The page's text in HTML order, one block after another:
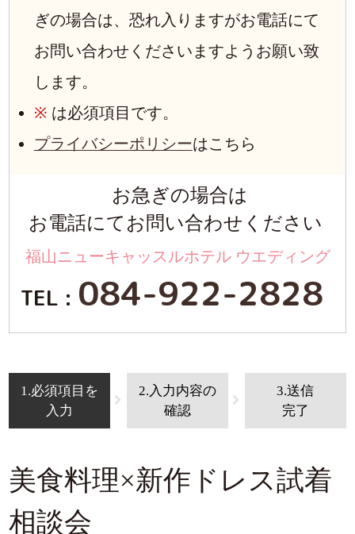
ぎの場合は、恐れ入りますがお電話にて
お問い合わせくださいますようお願い致
します。
※ は必須項目です。
プライバシーポリシーはこちら
お急ぎの場合は
お電話にてお問い合わせください
福山ニューキャッスルホテル ウエディング
TEL : 084-922-2828
1.必須項目を
入力
2.入力内容の
確認
3.送信
完了
美食料理×新作ドレス試着
相談会